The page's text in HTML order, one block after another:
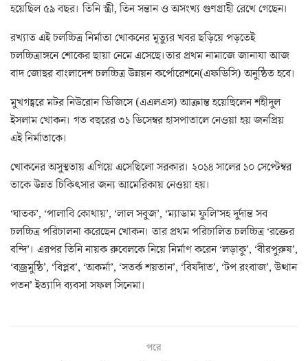
হয়েছিল ৫৯ বছর। তিনি স্ত্রী, তিন সন্তান ও অসংখ্য গুণগ্রাহী রেখে গেছেন।
রখ্যাত এই চলচ্চিত্র নির্মাতা খোকনের মৃত্যুর খবর ছড়িয়ে পড়তেই
চলচ্চিত্রাঙ্গনে শোকের ছায়া নেমে এসেছে।তার প্রথম নামাজে জানাযা আজ
বাদ জোহুর বাংলাদেশ চলচ্চিত্র উন্নয়ন কর্পোরেশনে(এফডিসি) অনুষ্ঠিত হবে।
মুখগহ্বরে মটর নিউরোন ডিজিসে (এএলএস) আক্রান্ত হয়েছিলেন শহীদুল
ইসলাম খোকন। গত বছরের ৩১ ডিসেম্বর হাসপাতালে নেওয়া হয় জনপ্রিয়
এই নির্মাতাকে।
খোকনের অসুস্থতায় এগিয়ে এসেছিলো সরকার। ২০১৪ সালের ১০ সেপ্টেম্বর
তাকে উন্নত চিকিৎসার জন্য আমেরিকায় নেওয়া হয়।
‘ঘাতক’, ‘পালাবি কোথায়’, ‘লাল সবুজ’, ‘ম্যাডাম ফুলি’সহ দুর্দান্ত সব
চলচ্চিত্র পরিচালনা করেছেন খোকন। তার প্রথম পরিচালিত চলচ্চিত্র ‘রক্তের
বন্দি’। এরপর তিনি নায়ক রুবেলকে নিয়ে নির্মাণ করেন ‘লড়াকু’, ‘বীরপুরুষ’,
‘বজ্রমুষ্ঠি’, ‘বিপ্লব’, ‘অকর্মা’, ‘সতর্ক শয়তান’, ‘বিষদাঁত’, ‘টপ রংবাজ’, উত্থান
পতন’ ইত্যাদি ব্যবসা সফল সিনেমা।
পরে